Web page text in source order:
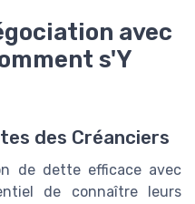
avec
s'Y
des Créanciers
de dette efficace avec
de connaître leurs